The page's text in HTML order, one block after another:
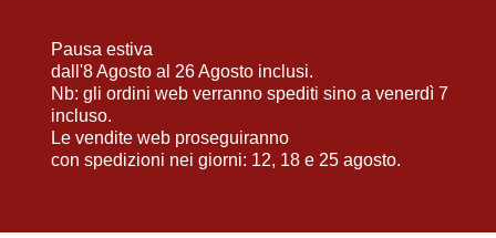
Pausa estiva
dall'8 Agosto al 26 Agosto inclusi.
Nb: gli ordini web verranno spediti sino a venerdì 7
incluso.
Le vendite web proseguiranno
con spedizioni nei giorni: 12, 18 e 25 agosto.